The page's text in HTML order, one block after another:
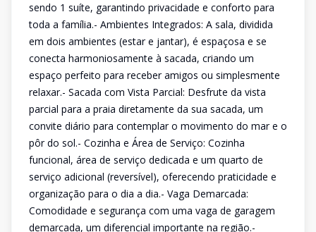
sendo 1 suíte, garantindo privacidade e conforto para
toda a família.- Ambientes Integrados: A sala, dividida
em dois ambientes (estar e jantar), é espaçosa e se
conecta harmoniosamente à sacada, criando um
espaço perfeito para receber amigos ou simplesmente
relaxar.- Sacada com Vista Parcial: Desfrute da vista
parcial para a praia diretamente da sua sacada, um
convite diário para contemplar o movimento do mar e o
pôr do sol.- Cozinha e Área de Serviço: Cozinha
funcional, área de serviço dedicada e um quarto de
serviço adicional (reversível), oferecendo praticidade e
organização para o dia a dia.- Vaga Demarcada:
Comodidade e segurança com uma vaga de garagem
demarcada, um diferencial importante na região.-